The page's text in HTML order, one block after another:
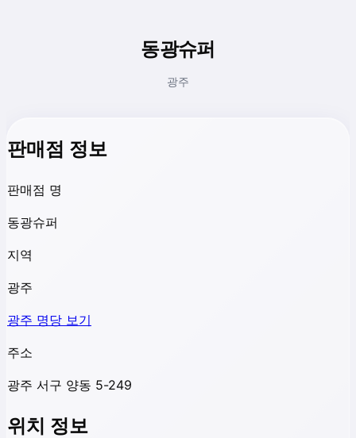
동광슈퍼
광주
판매점 정보
판매점 명
동광슈퍼
지역
광주
광주 명당 보기
주소
광주 서구 양동 5-249
위치 정보